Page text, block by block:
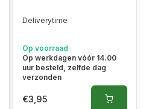
Deliverytime
Op voorraad
Op werkdagen vóór 14.00
uur besteld, zelfde dag
verzonden
€3,95